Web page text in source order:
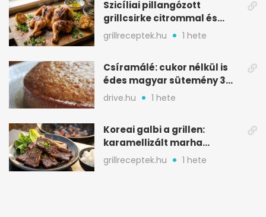
Szicíliai pillangózott
grillcsirke citrommal és
oregánóval
grillreceptek.hu 1 hete
Csíramálé: cukor nélkül is
édes magyar sütemény 3
alapanyagból
drive.hu 1 hete
Koreai galbi a grillen:
karamellizált marha
rövidborda gyorsan
grillreceptek.hu 1 hete